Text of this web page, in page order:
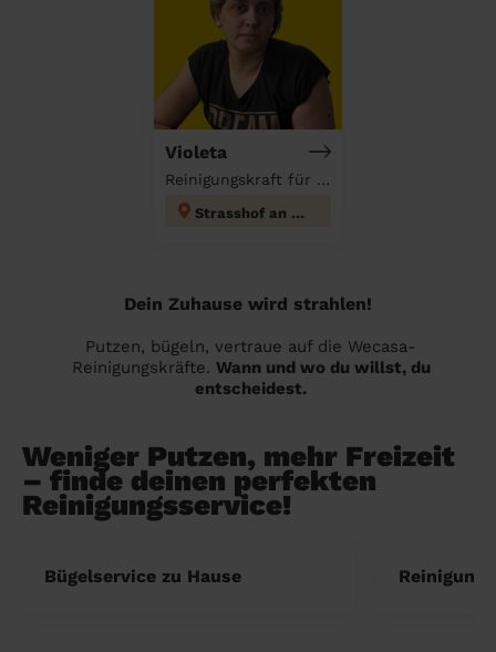
Violeta
Reinigungskraft für deinen Haushalt
Strasshof an der Nordbahn
Dein Zuhause wird strahlen!
Putzen, bügeln, vertraue auf die Wecasa-
Reinigungskräfte. Wann und wo du willst, du
entscheidest.
Weniger Putzen, mehr Freizeit
– finde deinen perfekten
Reinigungsservice!
Bügelservice zu Hause Reinigung